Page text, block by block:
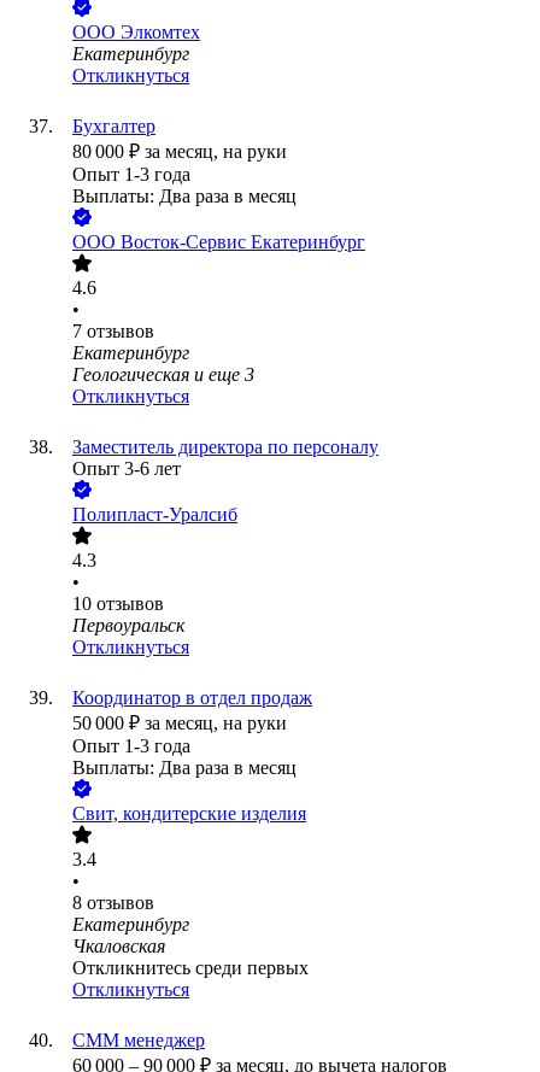
ООО Элкомтех
Екатеринбург
Откликнуться
Бухгалтер
80 000 ₽ за месяц, на руки
Опыт 1-3 года
Выплаты: Два раза в месяц
ООО Восток-Сервис Екатеринбург
4.6
•
7 отзывов
Екатеринбург
Геологическая и еще 3
Откликнуться
Заместитель директора по персоналу
Опыт 3-6 лет
Полипласт-Уралсиб
4.3
•
10 отзывов
Первоуральск
Откликнуться
Координатор в отдел продаж
50 000 ₽ за месяц, на руки
Опыт 1-3 года
Выплаты: Два раза в месяц
Свит, кондитерские изделия
3.4
•
8 отзывов
Екатеринбург
Чкаловская
Откликнитесь среди первых
Откликнуться
СММ менеджер
60 000 – 90 000 ₽ за месяц, до вычета налогов